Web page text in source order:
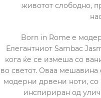
животот слободно,
Born in Rome е
Елегантниот Sambac
кога ќе се измеша со
во светот. Оваа мешавина
модерни дрвени ноти,
инспириран од